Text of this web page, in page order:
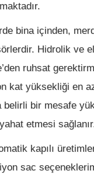
bina içinden,
Hidrolik
ruhsat
kat yüksekliği en
bir mesafe
etmesi
kapılı
sac